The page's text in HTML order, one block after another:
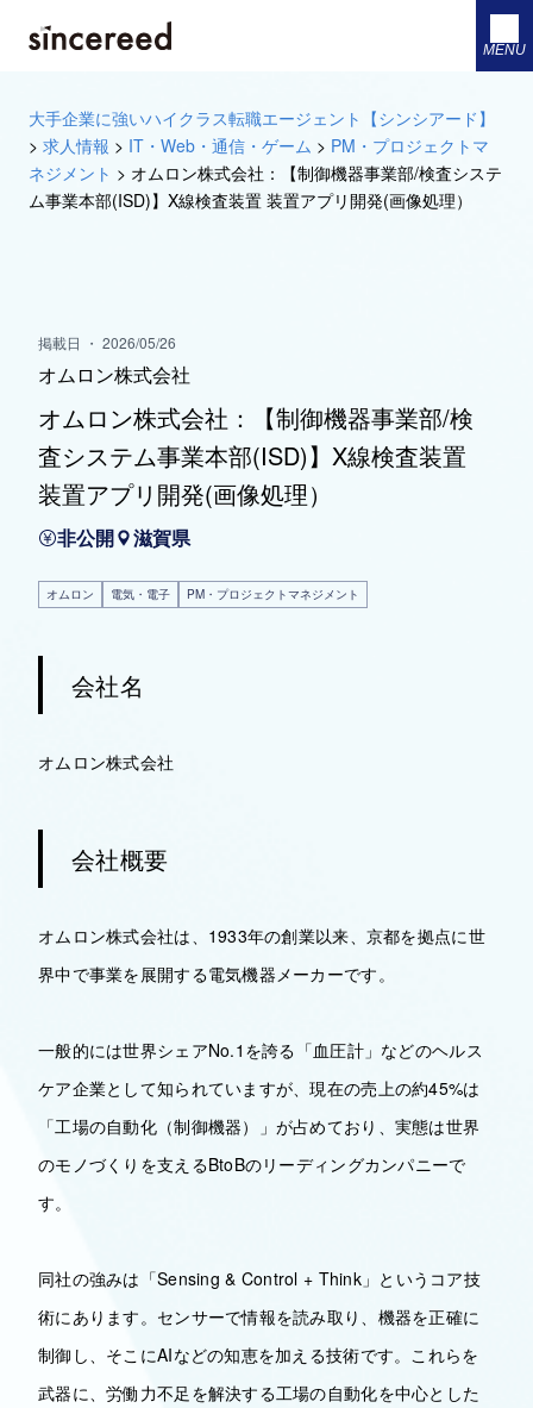
MENU
大手企業に強いハイクラス転職エージェント【シンシアード】
> 求人情報 > IT・Web・通信・ゲーム > PM・プロジェクトマ
ネジメント > オムロン株式会社：【制御機器事業部/検査システ
ム事業本部(ISD)】X線検査装置 装置アプリ開発(画像処理）
掲載日 ・ 2026/05/26
オムロン株式会社
オムロン株式会社：【制御機器事業部/検
査システム事業本部(ISD)】X線検査装置
装置アプリ開発(画像処理）
非公開 滋賀県
オムロン 電気・電子 PM・プロジェクトマネジメント
会社名
オムロン株式会社
会社概要
オムロン株式会社は、1933年の創業以来、京都を拠点に世
界中で事業を展開する電気機器メーカーです。
一般的には世界シェアNo.1を誇る「血圧計」などのヘルス
ケア企業として知られていますが、現在の売上の約45%は
「工場の自動化（制御機器）」が占めており、実態は世界
のモノづくりを支えるBtoBのリーディングカンパニーで
す。
同社の強みは「Sensing & Control + Think」というコア技
術にあります。センサーで情報を読み取り、機器を正確に
制御し、そこにAIなどの知恵を加える技術です。これらを
武器に、労働力不足を解決する工場の自動化を中心とした